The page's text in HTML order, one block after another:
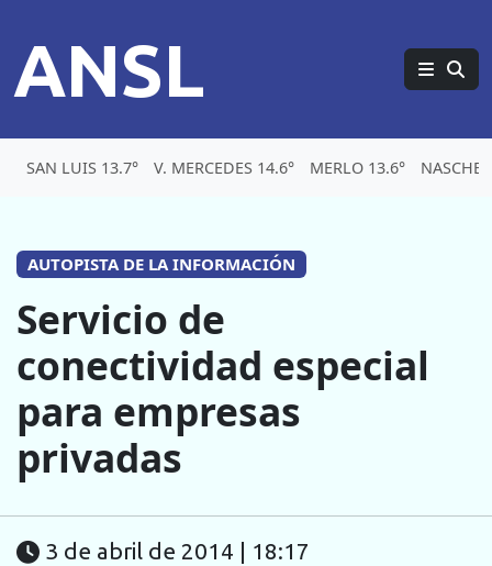
ANSL
SAN LUIS 13.7° V. MERCEDES 14.6° MERLO 13.6°
AUTOPISTA DE LA INFORMACIÓN
Servicio de
conectividad especial
para empresas
privadas
3 de abril de 2014 | 18:17